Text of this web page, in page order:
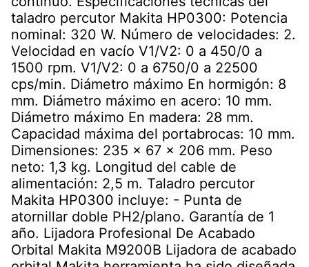
taladro percutor Makita HP0300: Potencia
nominal: 320 W. Número de velocidades: 2.
Velocidad en vacío V1/V2: 0 a 450/0 a
1500 rpm. V1/V2: 0 a 6750/0 a 22500
cps/min. Diámetro máximo En hormigón: 8
mm. Diámetro máximo en acero: 10 mm.
Diámetro máximo En madera: 28 mm.
Capacidad máxima del portabrocas: 10 mm.
Dimensiones: 235 x 67 x 206 mm. Peso
neto: 1,3 kg. Longitud del cable de
alimentación: 2,5 m. Taladro percutor
Makita HP0300 incluye: - Punta de
atornillar doble PH2/plano. Garantía de 1
año. Lijadora Profesional De Acabado
Orbital Makita M9200B Lijadora de acabado